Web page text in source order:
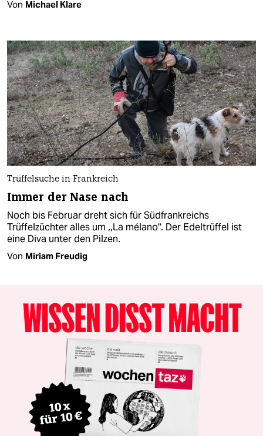
Von Michael Klare
Trüffelsuche in Frankreich
Immer der Nase nach
Noch bis Februar dreht sich für Südfrankreichs
Trüffelzüchter alles um ,,La mélano'‘. Der Edeltrüffel ist
eine Diva unter den Pilzen.
Von Miriam Freudig